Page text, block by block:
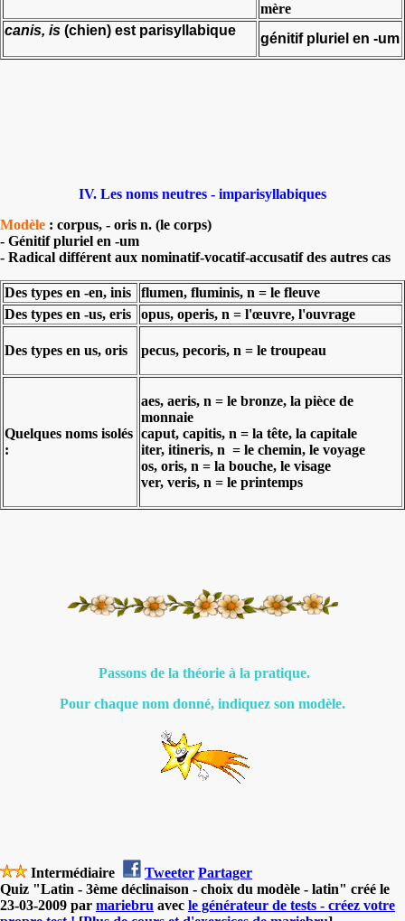
mère
canis, is (chien) est parisyllabique
génitif pluriel en -um
IV. Les noms neutres - imparisyllabiques
Modèle : corpus, - oris n. (le corps)
- Génitif pluriel en -um
- Radical différent aux nominatif-vocatif-accusatif des autres cas
Des types en -en, inis
flumen, fluminis, n = le fleuve
Des types en -us, eris
opus, operis, n = l'œuvre, l'ouvrage
Des types en us, oris pecus, pecoris, n = le troupeau
Quelques noms isolés
:
aes, aeris, n = le bronze, la pièce de
monnaie
caput, capitis, n = la tête, la capitale
iter, itineris, n = le chemin, le voyage
os, oris, n = la bouche, le visage
ver, veris, n = le printemps
Passons de la théorie à la pratique.
Pour chaque nom donné, indiquez son modèle.
Intermédiaire Tweeter Partager
Quiz "Latin - 3ème déclinaison - choix du modèle - latin" créé le
23-03-2009 par mariebru avec le générateur de tests - créez votre